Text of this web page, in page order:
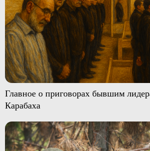
Главное о приговорах бывшим
Карабаха